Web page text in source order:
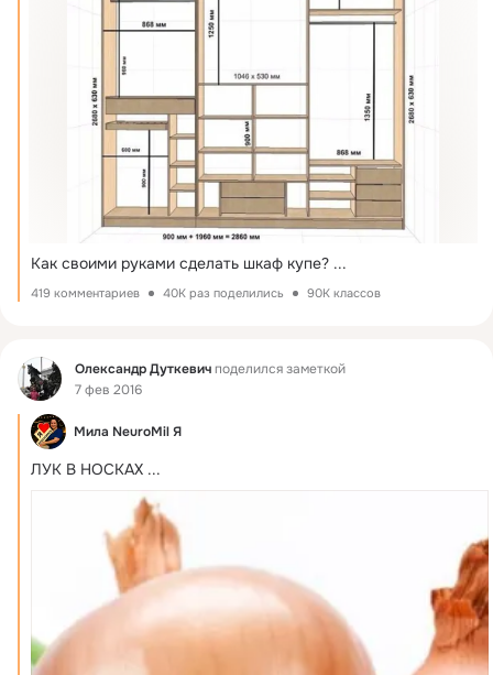
Как своими руками сделать шкаф купе? ...
419 комментариев 40K раз поделились 90K классов
Фид Олександр Дуткевичподелился заметкой
7 фев 2016
Мила NeuroMil Я
ЛУК В НОСКАХ ...